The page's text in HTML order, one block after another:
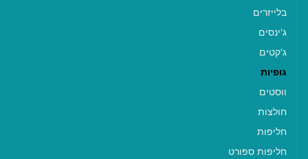
בלייזרים
ג'ינסים
ג'קטים
גופיות
ווסטים
חולצות
חליפות
חליפות ספורט